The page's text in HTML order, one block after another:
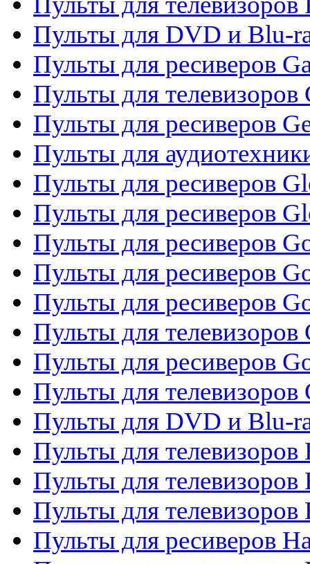
Пульты для DVD и Blu-
Пульты для ресиверов
Пульты для телевизоров
Пульты для ресиверов
Пульты для
Пульты для ресиверов
Пульты для ресиверов
Пульты для ресиверов
Пульты для ресиверов
Пульты для ресиверов
Пульты для телевизоров
Пульты для ресиверов
Пульты для телевизоров
Пульты для DVD и Blu-
Пульты для телевизоров
Пульты для телевизоров
Пульты для
Пульты для ресиверов